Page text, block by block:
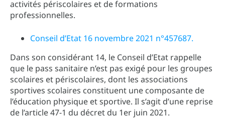
activités périscolaires et de formations
professionnelles.
Conseil d’Etat 16 novembre 2021 n°457687.
Dans son considérant 14, le Conseil d’Etat rappelle
que le pass sanitaire n’est pas exigé pour les groupes
scolaires et périscolaires, dont les associations
sportives scolaires constituent une composante de
l’éducation physique et sportive. Il s’agit d’une reprise
de l’article 47-1 du décret du 1er juin 2021.